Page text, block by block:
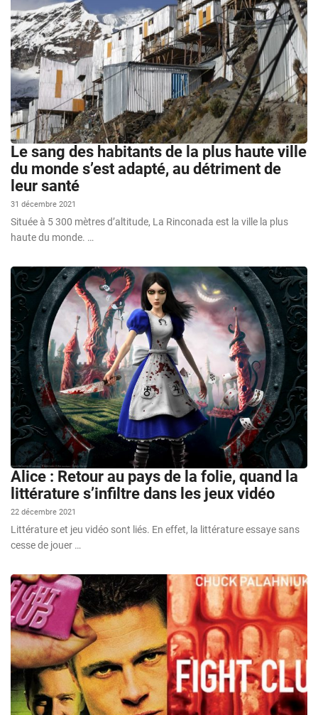
Le sang des habitants de la plus haute ville
du monde s’est adapté, au détriment de
leur santé
31 décembre 2021
Située à 5 300 mètres d’altitude, La Rinconada est la ville la plus
haute du monde. …
Alice : Retour au pays de la folie, quand la
littérature s’infiltre dans les jeux vidéo
22 décembre 2021
Littérature et jeu vidéo sont liés. En effet, la littérature essaye sans
cesse de jouer …